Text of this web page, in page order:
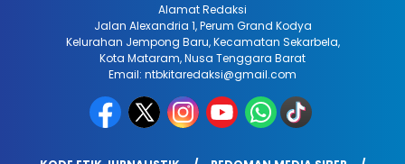
Alamat Redaksi
Jalan Alexandria 1, Perum Grand Kodya
Kelurahan Jempong Baru, Kecamatan Sekarbela,
Kota Mataram, Nusa Tenggara Barat
Email: ntbkitaredaksi@gmail.com